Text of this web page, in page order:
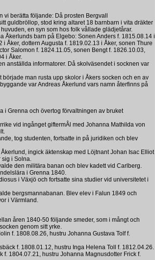
vi berätta följande: Då prosten Bergvall
guldbröllop, stod kring altaret 18 barnbarn i vita dräkter
en syn som hos folk vållade glädjetårar.
Åkerlunds barn på Elgebo: Sonen Anders f. 1815.08.14 i
i Åker, dottern Augusta f. 1819.02.13 i Åker, sonen Thure
Salomon f. 1824.11.05, sonen Bengt f. 1826.10.03,
i Åker.
anställda informatorer. Då skolväsendet i socknen var
började man rusta upp skolor i Åkers socken och en av
var Andreas Åkerlund vars namn återfinns på
i Grenna och övertog förvaltningen av bruket
vid ingånget giftermÂl med Johanna Mathilda von
tog studenten, fortsatte in på juridiken och blev
ingick äktenskap med Löjtnant Johan Isac Elliot
sig i Solna.
den militära banan och blev kadett vid Carlberg.
i Grenna 1840.
i Växjö och fortsatte sina studier vid universitetet i
bergsmannabanan. Blev elev i Falun 1849 och
i Värmland.
åren 1840-50 följande smeder, som i mångt och
genom sitt yrke.
f. 1808.08.26, hustru Johanna Gustava Tolf f.
f. 1808.01.12, hustru Inga Helena Toll f. 1812.04.26.
f. 1804.07.21, hustru Johanna Magnusdotter Frick f.